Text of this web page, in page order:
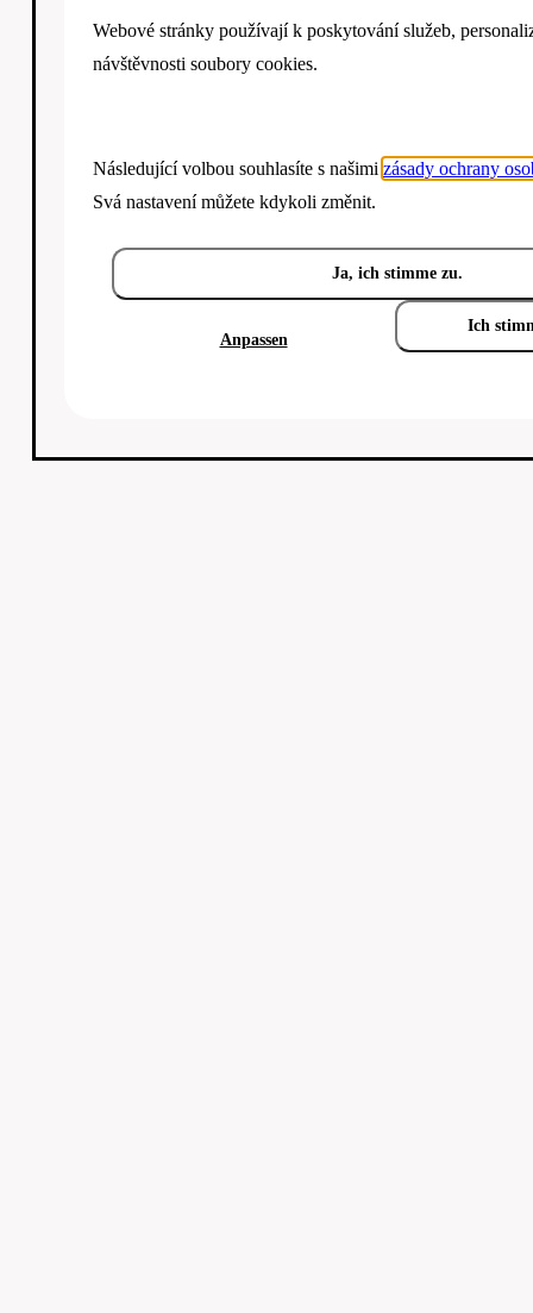
Webové stránky používají k poskytování služeb,
návštěvnosti soubory cookies.
Následující volbou souhlasíte s našimi zásady ochrany
Svá nastavení můžete kdykoli změnit.
Ja, ich stimme zu.
Anpassen
Ich